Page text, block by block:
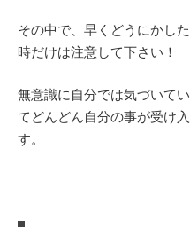
その中で、早くどうにかし
時だけは注意して下さい！
無意識に自分では気づいて
てどんどん自分の事が受け
す。